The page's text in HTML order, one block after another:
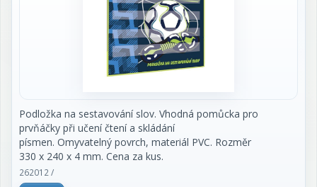
Podložka na sestavování slov. Vhodná pomůcka pro
prvňáčky při učení čtení a skládání
písmen. Omyvatelný povrch, materiál PVC. Rozměr
330 x 240 x 4 mm. Cena za kus.
262012 /